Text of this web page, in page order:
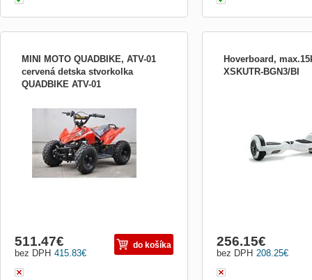
MINI MOTO QUADBIKE, ATV-01
cervená detska stvorkolka
QUADBIKE ATV-01
415.83€
bez DPH
511.47€ do košíka
Hoverboard,
XSKUTR-BGN3/BI
osadený dvomi motormi
350W, gyroskopom a
208.25€
bez DPH
256.15€